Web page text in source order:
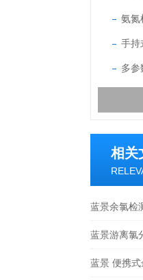
氨氮
手持
多参
相关
蓝景余氯检
存储，多链
蓝景游离氯
能切换+冷
蓝景 便携